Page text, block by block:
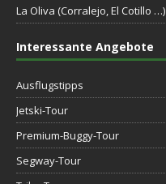
La Oliva (Corralejo, El Cotillo …)
Interessante Angebote
Ausflugstipps
Jetski-Tour
Premium-Buggy-Tour
Segway-Tour